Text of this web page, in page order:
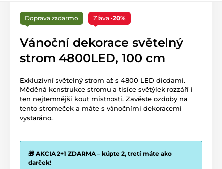
Doprava zadarmo Zľava -20%
Vánoční dekorace světelný
strom 4800LED, 100 cm
Exkluzivní světelný strom až s 4800 LED diodami.
Měděná konstrukce stromu a tisíce světýlek rozzáří i
ten nejtemnější kout místnosti. Zavěste ozdoby na
tento stromeček a máte s vánočními dekoracemi
vystaráno.
🎁 AKCIA 2+1 ZDARMA – kúpte 2, tretí máte ako
darček!